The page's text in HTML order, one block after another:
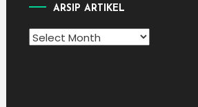
ARSIP ARTIKEL
Arsip